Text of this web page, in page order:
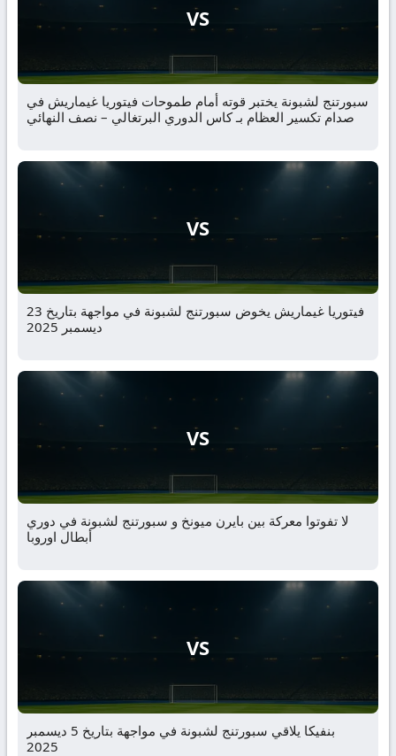
VS
سبورتنج لشبونة يختبر قوته أمام طموحات فيتوريا غيماريش في
صدام تكسير العظام بـ كاس الدوري البرتغالي – نصف النهائي
VS
فيتوريا غيماريش يخوض سبورتنج لشبونة في مواجهة بتاريخ 23
ديسمبر 2025
VS
لا تفوتوا معركة بين بايرن ميونخ و سبورتنج لشبونة في دوري
أبطال اوروبا
VS
بنفيكا يلاقي سبورتنج لشبونة في مواجهة بتاريخ 5 ديسمبر
2025